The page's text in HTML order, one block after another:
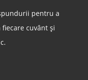
pentru a
cuvânt și